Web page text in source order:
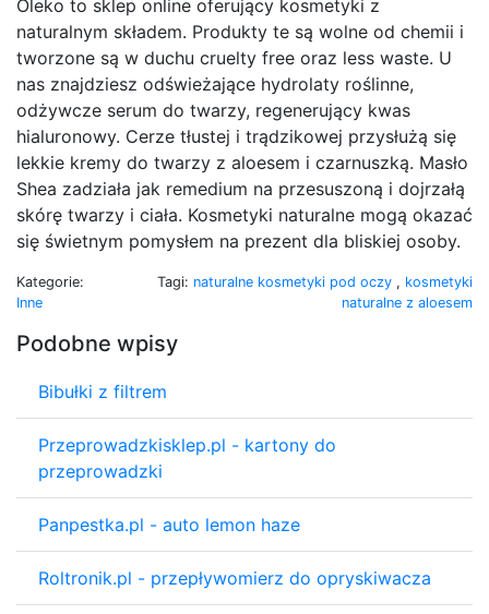
Oleko to sklep online oferujący kosmetyki z
naturalnym składem. Produkty te są wolne od chemii i
tworzone są w duchu cruelty free oraz less waste. U
nas znajdziesz odświeżające hydrolaty roślinne,
odżywcze serum do twarzy, regenerujący kwas
hialuronowy. Cerze tłustej i trądzikowej przysłużą się
lekkie kremy do twarzy z aloesem i czarnuszką. Masło
Shea zadziała jak remedium na przesuszoną i dojrzałą
skórę twarzy i ciała. Kosmetyki naturalne mogą okazać
się świetnym pomysłem na prezent dla bliskiej osoby.
Kategorie:
Inne
Tagi: naturalne kosmetyki pod oczy , kosmetyki
naturalne z aloesem
Podobne wpisy
Bibułki z filtrem
Przeprowadzkisklep.pl - kartony do
przeprowadzki
Panpestka.pl - auto lemon haze
Roltronik.pl - przepływomierz do opryskiwacza